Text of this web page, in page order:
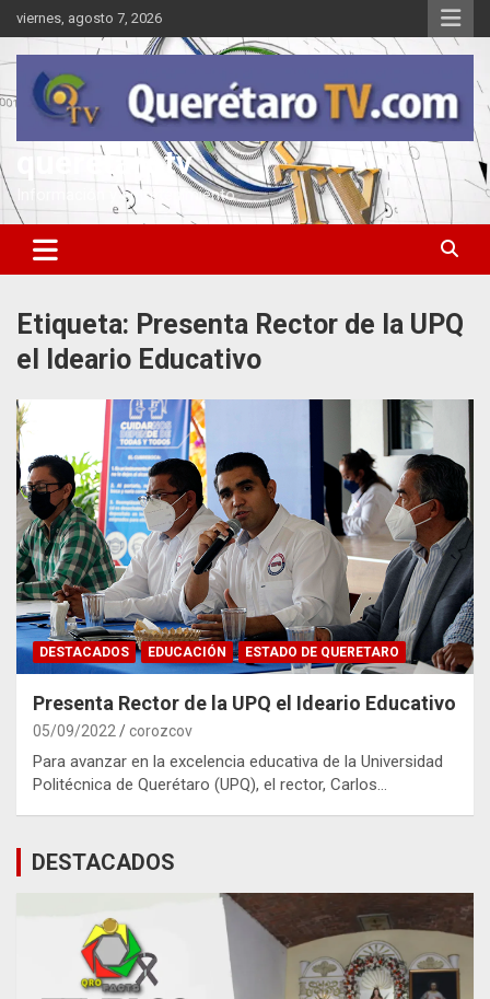
Saltar
al
contenido
viernes, agosto 7, 2026
queretarotv
Información y entretenimiento
Etiqueta: Presenta Rector de la UPQ
el Ideario Educativo
DESTACADOS EDUCACIÓN ESTADO DE QUERETARO
Presenta Rector de la UPQ el Ideario Educativo
05/09/2022 corozcov
Para avanzar en la excelencia educativa de la Universidad
Politécnica de Querétaro (UPQ), el rector, Carlos…
DESTACADOS